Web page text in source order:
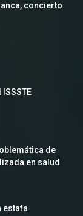
concierto
de
en salud
estafa